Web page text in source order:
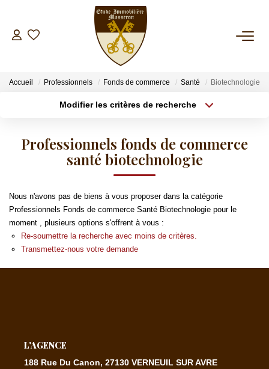
NOS BIENS
A La Location
ESTIMATION
SYNDIC
Accueil Professionnels Fonds de commerce Santé Biotechnologie
Modifier les critères de recherche
Type de bien
Surface min
Créer une alerte
Professionnels fonds de commerce
santé biotechnologie
Nous n'avons pas de biens à vous proposer dans la catégorie
Professionnels Fonds de commerce Santé Biotechnologie pour le
moment , plusieurs options s'offrent à vous :
Re-soumettre la recherche avec moins de critères.
Transmettez-nous votre demande
L'AGENCE
188 Rue Du Canon, 27130 VERNEUIL SUR AVRE